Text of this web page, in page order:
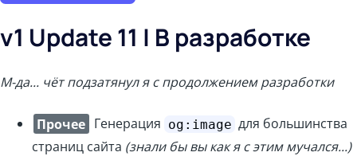
v1 Update 11 | В разработке
М-да... чёт подзатянул я с продолжением разработки
Прочее Генерация og:image для большинства
страниц сайта (знали бы вы как я с этим мучался...)